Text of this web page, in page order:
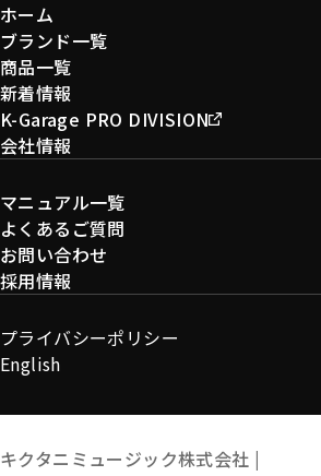
ホーム
ブランド一覧
商品一覧
新着情報
K-Garage PRO DIVISION
会社情報
マニュアル一覧
よくあるご質問
お問い合わせ
採用情報
プライバシーポリシー
English
キクタニミュージック株式会社 |